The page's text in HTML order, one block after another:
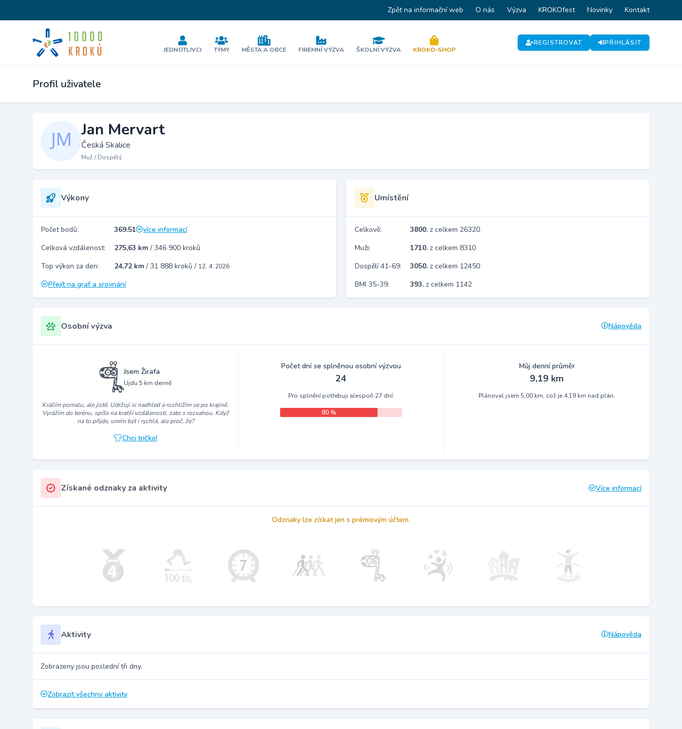
Zpět na informační web O nás Výzva KROKOfest Novinky Kontakt
JEDNOTLIVCI TÝMY MĚSTA A OBCE FIREMNÍ VÝZVA ŠKOLNÍ VÝZVA KROKO-SHOP
REGISTROVAT PŘIHLÁSIT
Profil uživatele
Jan Mervart
Česká Skalice
Muž / Dospělý
Výkony
Počet bodů: 369.51
více informací
Celková vzdálenost:
275,63 km / 346 900 kroků
Top výkon za den:
24,72 km / 31 888 kroků / 12. 4. 2026
Přejít na graf a srovnání
Umístění
Celkově: 3800. z celkem 26320
Muži:
1710. z celkem 8310
Dospělí 41-69:
3050. z celkem 12450
BMI 35-39:
393. z celkem 1142
Osobní výzva Nápověda
Jsem Žirafa
Ujdu 5 km denně
Kráčím pomalu, ale jistě. Udržuji si nadhled a rozhlížím se po krajině.
Vyrážím do terénu, spíše na kratší vzdálenosti, zato s rozvahou. Když
na to přijde, umím být i rychlá, ale proč, že?
Chci tričko!
Počet dní se splněnou osobní výzvou
24
Pro splnění potřebuji alespoň 27 dní.
80 %
Můj denní průměr
9,19 km
Plánoval jsem 5,00 km, což je 4,19 km nad plán.
Získané odznaky za aktivity Více informací
Odznaky lze získat jen s prémiovým účtem.
Aktivity Nápověda
Zobrazeny jsou poslední tři dny.
Zobrazit všechny aktivity